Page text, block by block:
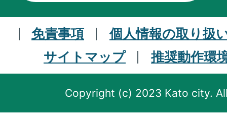
免責事項
個人情報の取り扱
サイトマップ
推奨動作環
Copyright (c) 2023 Kato city.